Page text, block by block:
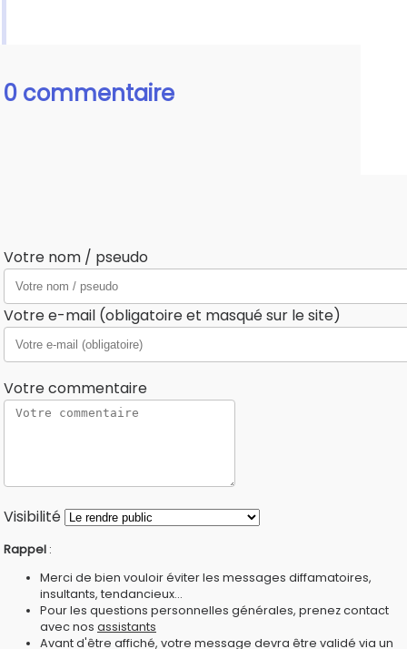
0 commentaire
Votre nom / pseudo
Votre e-mail (obligatoire et masqué sur le site)
Votre commentaire
Visibilité
Rappel :
Merci de bien vouloir éviter les messages diffamatoires,
insultants, tendancieux...
Pour les questions personnelles générales, prenez contact
avec nos assistants
Avant d'être affiché, votre message devra être validé via un